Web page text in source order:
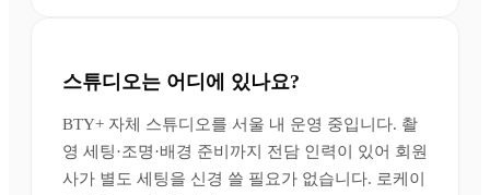
스튜디오는 어디에 있나요?
BTY+ 자체 스튜디오를 서울 내 운영 중입니다. 촬
영 세팅·조명·배경 준비까지 전담 인력이 있어 회원
사가 별도 세팅을 신경 쓸 필요가 없습니다. 로케이